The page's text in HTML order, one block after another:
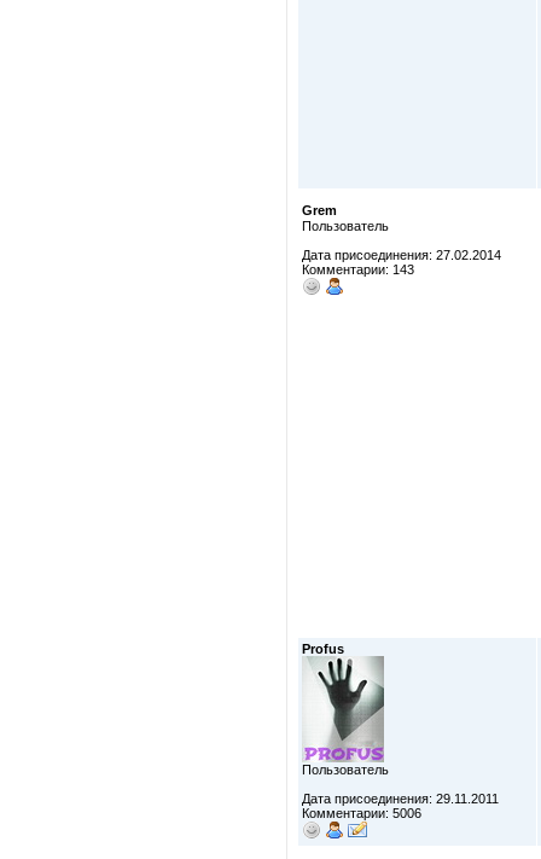
Grem
Пользователь
Дата присоединения: 27.02.2014
Комментарии: 143
Profus
Пользователь
Дата присоединения: 29.11.2011
Комментарии: 5006